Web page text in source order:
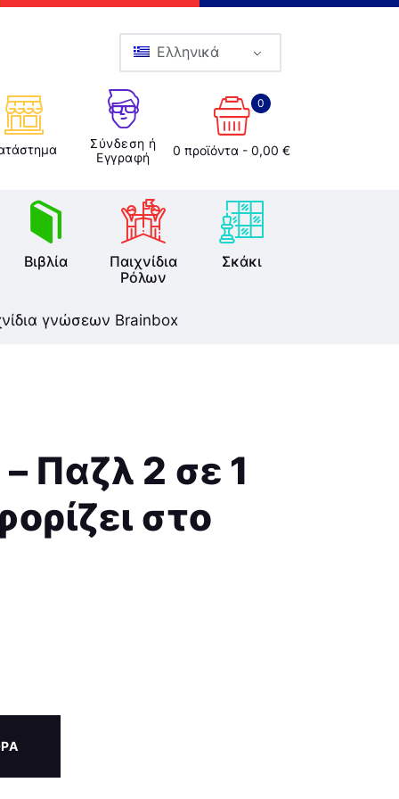
Ελληνικά
Σύνδεση ή
Εγγραφή
0 προϊόντα - 0,00 €
0
Βιβλία
Παιχνίδια
Ρόλων
Σκάκι
γνώσεων Brainbox
Παζλ 2 σε 1
στο